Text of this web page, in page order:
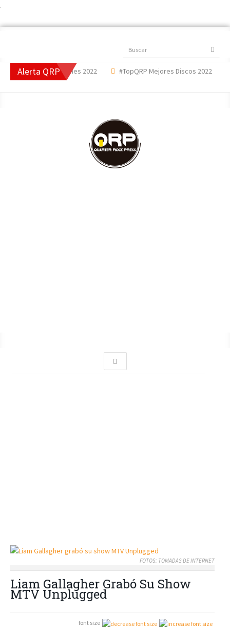
.
Buscar
Alerta QRP
Mejores Canciones 2022 #TopQRP Mejores Discos 2022
FOTOS: TOMADAS DE INTERNET
Liam Gallagher Grabó Su Show
MTV Unplugged
font size